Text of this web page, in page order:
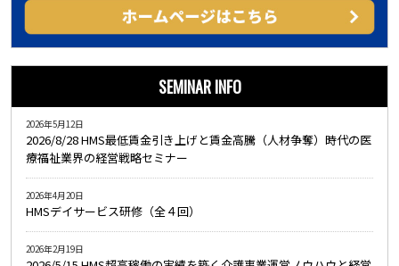
SEMINAR INFO
2026/8/28 HMS最低賃金引き上げと賃金高騰（人材争奪）時代の医
療福祉業界の経営戦略セミナー
2026年5月12日
HMSデイサービス研修（全４回）
2026年4月20日
2026年2月19日